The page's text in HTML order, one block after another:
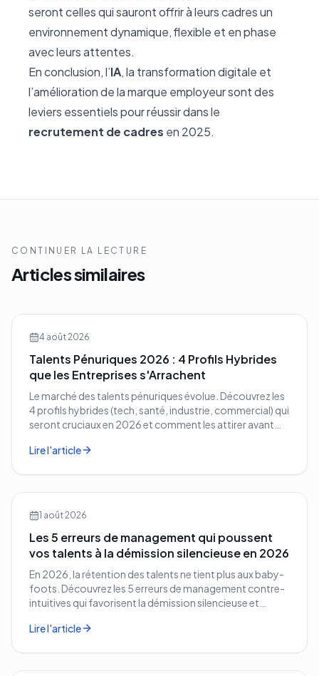
seront celles qui sauront offrir à leurs cadres un
environnement dynamique, flexible et en phase
avec leurs attentes.
En conclusion, l’IA, la transformation digitale et
l’amélioration de la marque employeur sont des
leviers essentiels pour réussir dans le
recrutement de cadres en 2025.
CONTINUER LA LECTURE
Articles similaires
4 août 2026
Talents Pénuriques 2026 : 4 Profils Hybrides
que les Entreprises s'Arrachent
Le marché des talents pénuriques évolue. Découvrez les
4 profils hybrides (tech, santé, industrie, commercial) qui
seront cruciaux en 2026 et comment les attirer avant
Lire l'article
1 août 2026
Les 5 erreurs de management qui poussent
vos talents à la démission silencieuse en 2026
En 2026, la rétention des talents ne tient plus aux baby-
foots. Découvrez les 5 erreurs de management contre-
intuitives qui favorisent la démission silencieuse et
Lire l'article